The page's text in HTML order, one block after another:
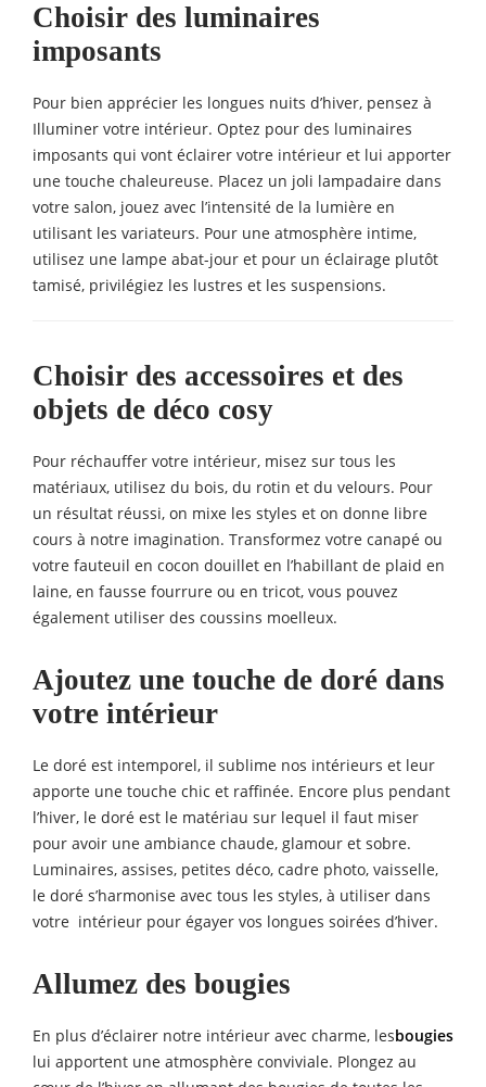
Choisir des luminaires
imposants
Pour bien apprécier les longues nuits d’hiver, pensez à
Illuminer votre intérieur. Optez pour des luminaires
imposants qui vont éclairer votre intérieur et lui apporter
une touche chaleureuse. Placez un joli lampadaire dans
votre salon, jouez avec l’intensité de la lumière en
utilisant les variateurs. Pour une atmosphère intime,
utilisez une lampe abat-jour et pour un éclairage plutôt
tamisé, privilégiez les lustres et les suspensions.
Choisir des accessoires et des
objets de déco cosy
Pour réchauffer votre intérieur, misez sur tous les
matériaux, utilisez du bois, du rotin et du velours. Pour
un résultat réussi, on mixe les styles et on donne libre
cours à notre imagination. Transformez votre canapé ou
votre fauteuil en cocon douillet en l’habillant de plaid en
laine, en fausse fourrure ou en tricot, vous pouvez
également utiliser des coussins moelleux.
Ajoutez une touche de doré dans
votre intérieur
Le doré est intemporel, il sublime nos intérieurs et leur
apporte une touche chic et raffinée. Encore plus pendant
l’hiver, le doré est le matériau sur lequel il faut miser
pour avoir une ambiance chaude, glamour et sobre.
Luminaires, assises, petites déco, cadre photo, vaisselle,
le doré s’harmonise avec tous les styles, à utiliser dans
votre intérieur pour égayer vos longues soirées d’hiver.
Allumez des bougies
En plus d’éclairer notre intérieur avec charme, lesbougies
lui apportent une atmosphère conviviale. Plongez au